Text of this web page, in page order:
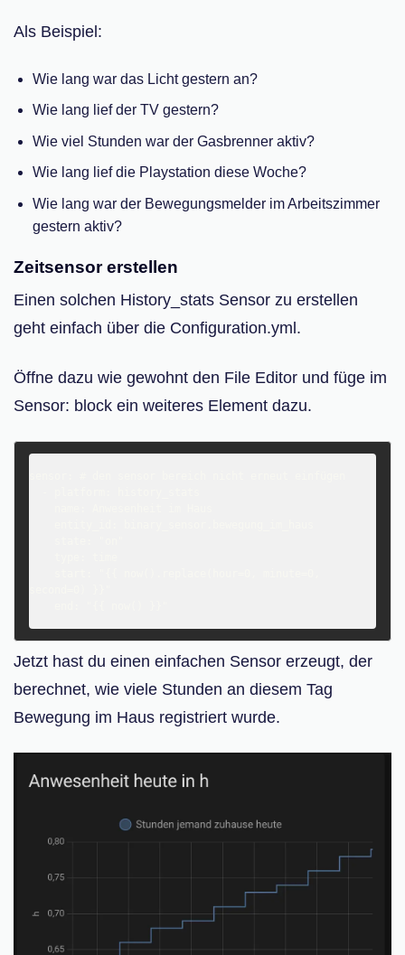
Als Beispiel:
Wie lang war das Licht gestern an?
Wie lang lief der TV gestern?
Wie viel Stunden war der Gasbrenner aktiv?
Wie lang lief die Playstation diese Woche?
Wie lang war der Bewegungsmelder im Arbeitszimmer
gestern aktiv?
Zeitsensor erstellen
Einen solchen History_stats Sensor zu erstellen
geht einfach über die Configuration.yml.
Öffne dazu wie gewohnt den File Editor und füge im
Sensor: block ein weiteres Element dazu.
Jetzt hast du einen einfachen Sensor erzeugt, der
berechnet, wie viele Stunden an diesem Tag
Bewegung im Haus registriert wurde.